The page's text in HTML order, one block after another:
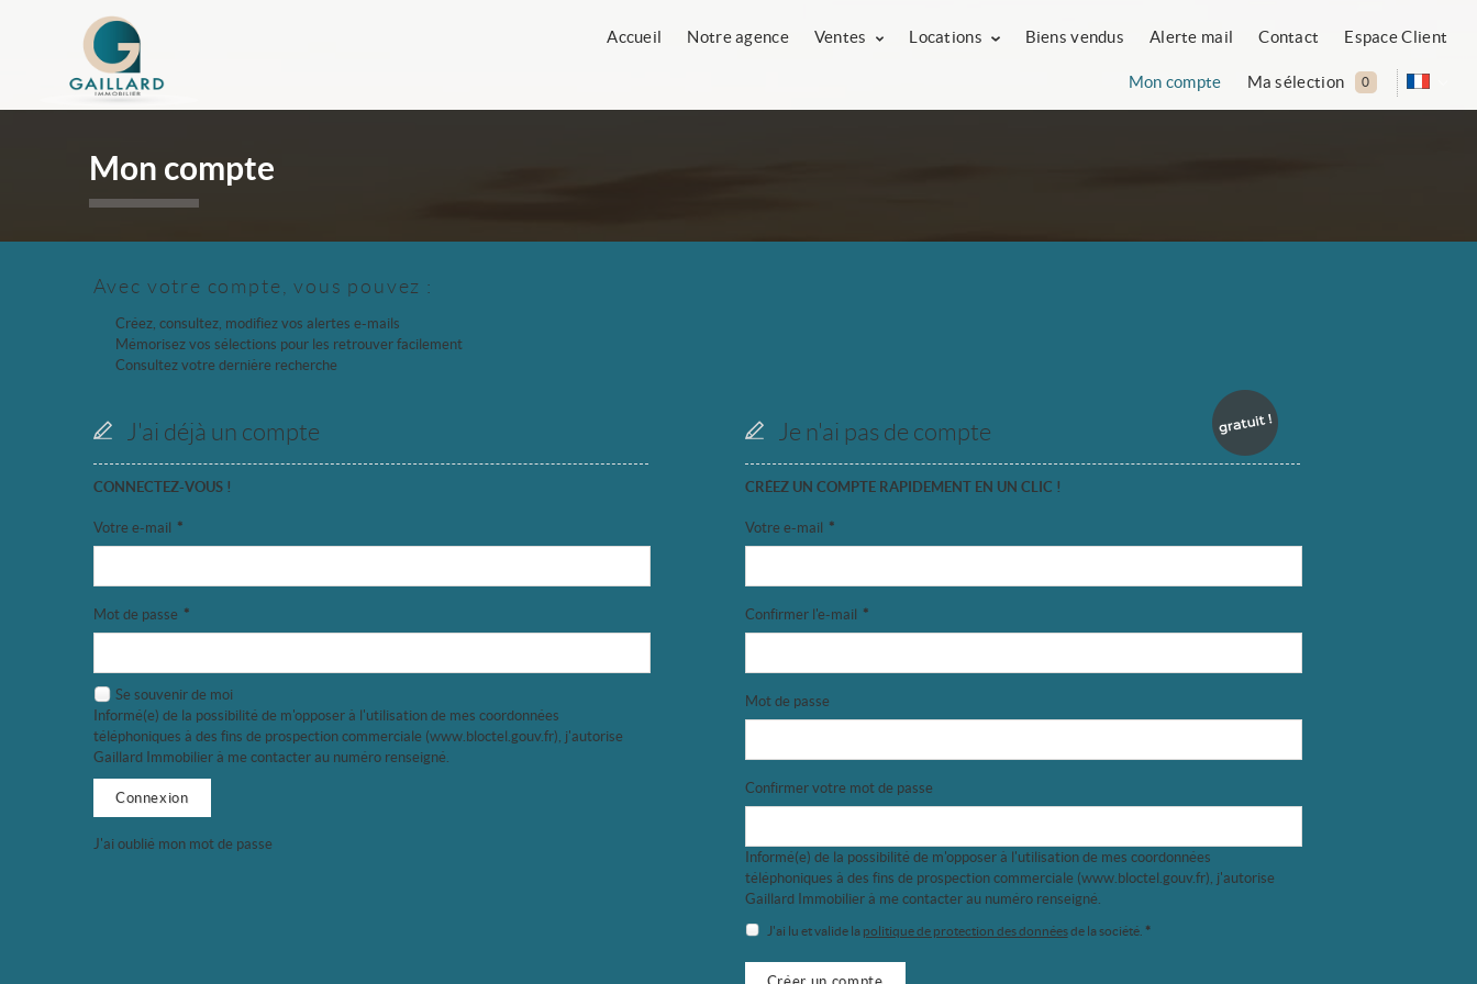
Accueil Notre agence Ventes Locations Biens vendus Alerte mail Contact Espace Client
Mon compte Ma sélection 0
Mon compte
Avec votre compte, vous pouvez :
Créez, consultez, modifiez vos alertes e-mails
Mémorisez vos sélections pour les retrouver facilement
Consultez votre dernière recherche
J'ai déjà un compte
CONNECTEZ-VOUS !
Votre e-mail *
Mot de passe *
Se souvenir de moi
Informé(e) de la possibilité de m'opposer à l'utilisation de mes coordonnées
téléphoniques à des fins de prospection commerciale (www.bloctel.gouv.fr), j'autorise
Gaillard Immobilier à me contacter au numéro renseigné.
J'ai oublié mon mot de passe
Je n'ai pas de compte
CRÉEZ UN COMPTE RAPIDEMENT EN UN CLIC !
Votre e-mail *
Confirmer l'e-mail *
Mot de passe
Confirmer votre mot de passe
Informé(e) de la possibilité de m'opposer à l'utilisation de mes coordonnées
téléphoniques à des fins de prospection commerciale (www.bloctel.gouv.fr), j'autorise
Gaillard Immobilier à me contacter au numéro renseigné.
J'ai lu et valide la politique de protection des donnéesde la société. *